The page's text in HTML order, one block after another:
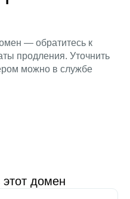
— обратитесь к
продления. Уточнить
можно в службе
этот домен